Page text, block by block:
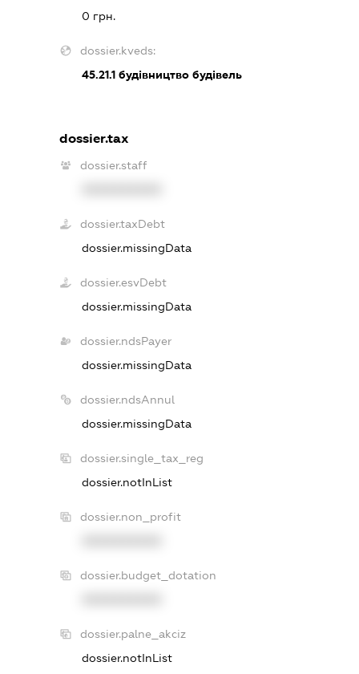
0 грн.
dossier.kveds:
45.21.1 будівництво будівель
dossier.tax
dossier.staff
dossier.taxDebt
dossier.missingData
dossier.esvDebt
dossier.missingData
dossier.ndsPayer
dossier.missingData
dossier.ndsAnnul
dossier.missingData
dossier.single_tax_reg
dossier.notInList
dossier.non_profit
dossier.budget_dotation
dossier.palne_akciz
dossier.notInList